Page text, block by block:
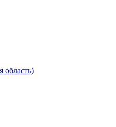
область)